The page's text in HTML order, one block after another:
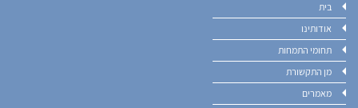
בית
אודותינו
תחומי התמחות
מן התקשורת
מאמרים